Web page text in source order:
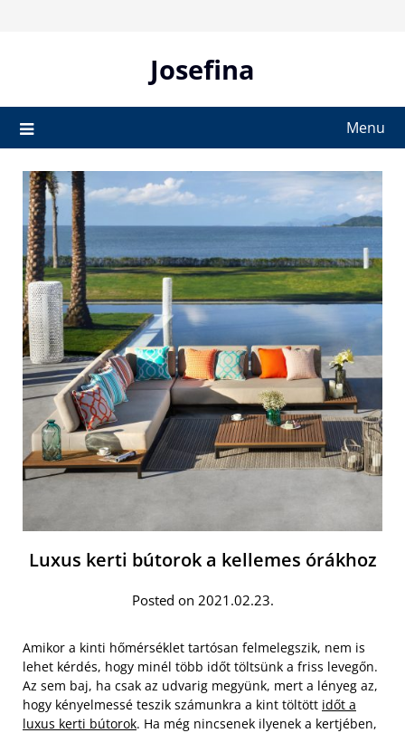
Josefina
Menu
Luxus kerti bútorok a kellemes órákhoz
Posted on 2021.02.23.
Amikor a kinti hőmérséklet tartósan felmelegszik, nem is
lehet kérdés, hogy minél több időt töltsünk a friss levegőn.
Az sem baj, ha csak az udvarig megyünk, mert a lényeg az,
hogy kényelmessé teszik számunkra a kint töltött időt a
luxus kerti bútorok. Ha még nincsenek ilyenek a kertjében,